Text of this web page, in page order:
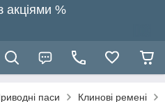
акціями %
паси Клинові ремені